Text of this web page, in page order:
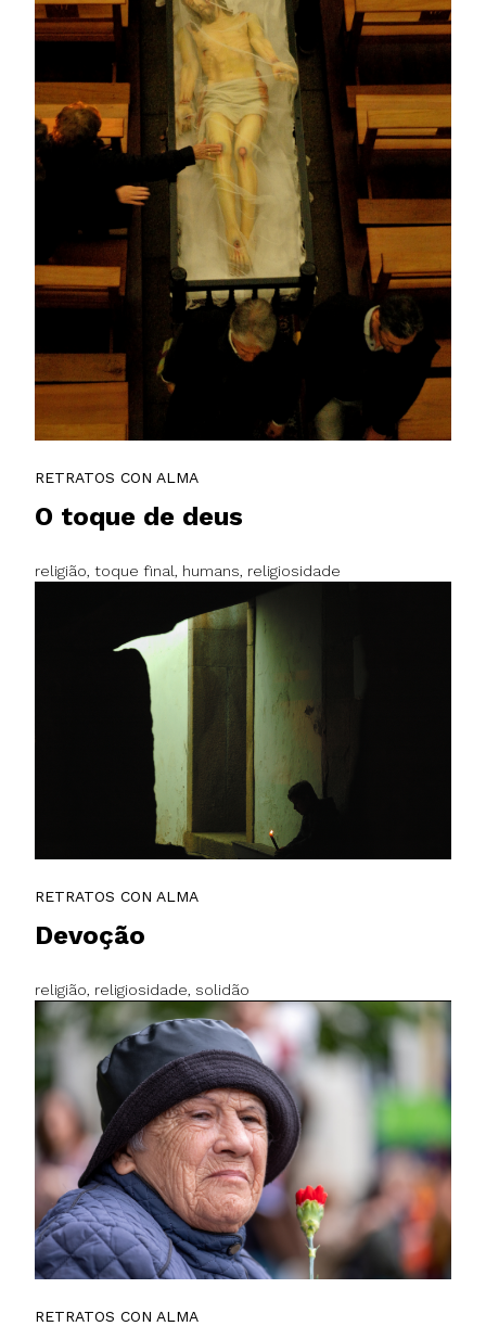
RETRATOS CON ALMA
O toque de deus
religião, toque final, humans, religiosidade
RETRATOS CON ALMA
Devoção
religião, religiosidade, solidão
RETRATOS CON ALMA